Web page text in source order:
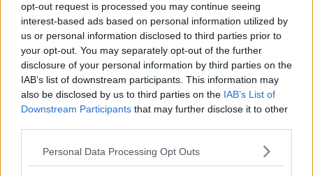
opt-out request is processed you may continue seeing
interest-based ads based on personal information utilized by
us or personal information disclosed to third parties prior to
your opt-out. You may separately opt-out of the further
disclosure of your personal information by third parties on the
IAB’s list of downstream participants. This information may
also be disclosed by us to third parties on the IAB’s List of
Downstream Participants that may further disclose it to other
Personal Data Processing Opt Outs
"È fondamentale non calpestare nessuna parte della traccia e
delimitare o sorvegliare la zona in modo che persone o animali non
la alterino prima dell’arrivo degli esperti", la raccomandazione di
Tartamare che da anni impegnata nella cura dei nidi di tartaruga
Caretta caretta fino alla schiusa delle uova.